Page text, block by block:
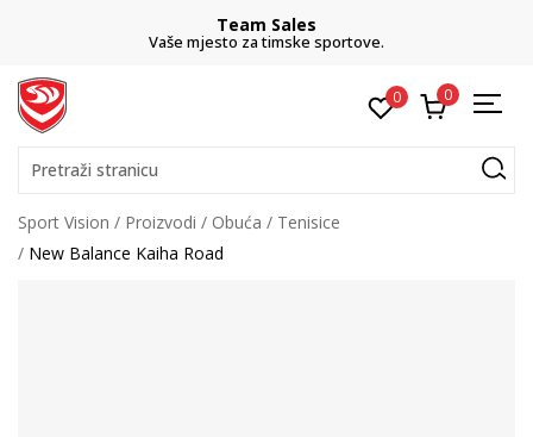
Team Sales
Vaše mjesto za timske sportove.
0 0
Pretraži stranicu
Sport Vision Proizvodi Obuća
Tenisice
New Balance Kaiha Road